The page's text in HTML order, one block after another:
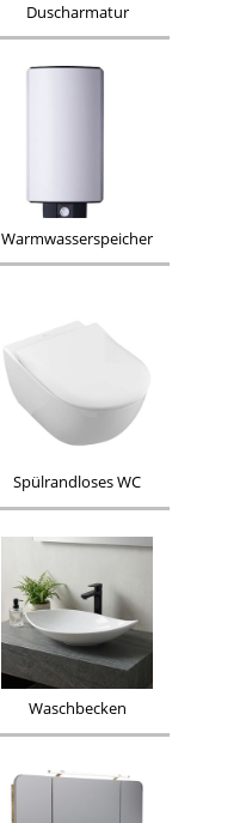
Duscharmatur
Warmwasserspeicher
Spülrandloses WC
Waschbecken